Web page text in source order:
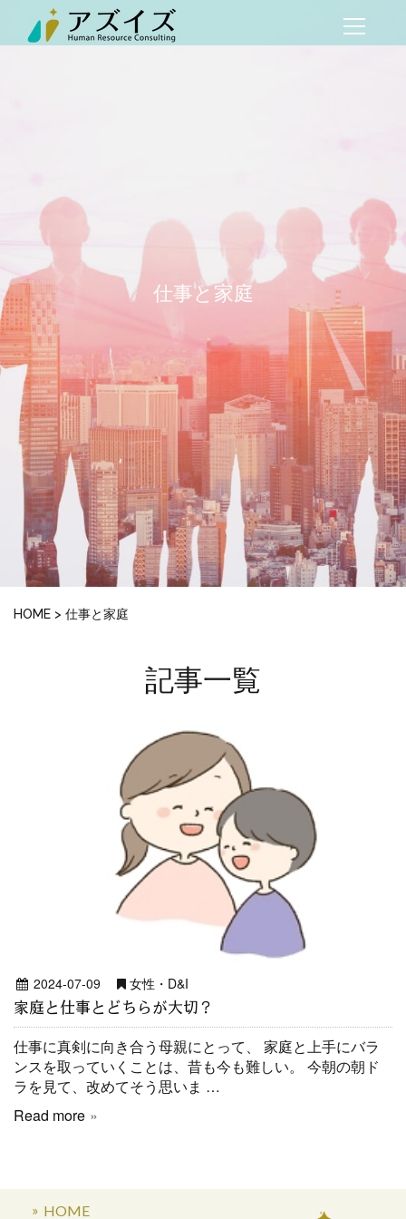
仕事と家庭
HOME > 仕事と家庭
記事一覧
2024-07-09 女性・D&I
家庭と仕事とどちらが大切？
仕事に真剣に向き合う母親にとって、 家庭と上手にバラ
ンスを取っていくことは、昔も今も難しい。 今朝の朝ド
ラを見て、改めてそう思いま …
Read more
HOME